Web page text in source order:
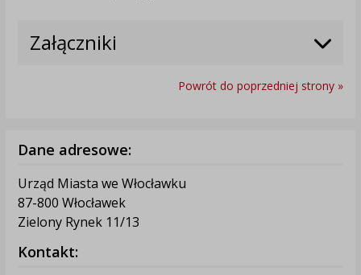
Załączniki
Powrót do poprzedniej strony »
Dane adresowe:
Urząd Miasta we Włocławku
87-800 Włocławek
Zielony Rynek 11/13
Kontakt: